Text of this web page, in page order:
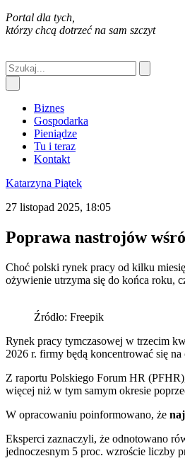
Portal dla tych,
którzy chcą dotrzeć na sam szczyt
Biznes
Gospodarka
Pieniądze
Tu i teraz
Kontakt
Katarzyna Piątek
27 listopad 2025, 18:05
Poprawa nastrojów
Choć polski rynek pracy od kilku
ożywienie utrzyma się do końca roku,
Źródło: Freepik
Rynek pracy tymczasowej w trzecim
2026 r. firmy będą koncentrować się
Z raportu Polskiego Forum HR
więcej niż w tym samym okresie
W opracowaniu poinformowano, że
Eksperci zaznaczyli, że odnotowano
jednoczesnym 5 proc. wzroście liczby